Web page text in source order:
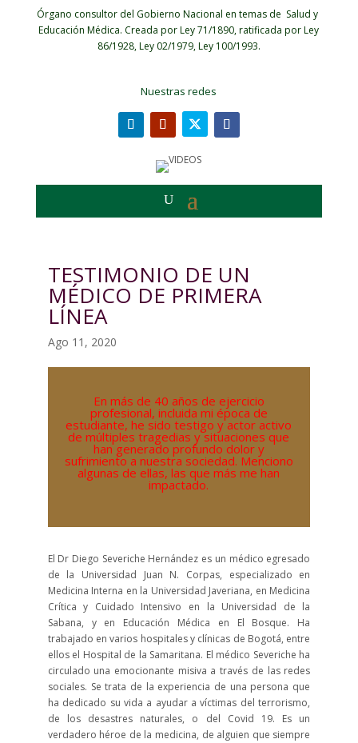
Órgano consultor del Gobierno Nacional en temas de Salud y
Educación Médica. Creada por Ley 71/1890, ratificada por Ley
86/1928, Ley 02/1979, Ley 100/1993.
Nuestras redes
TESTIMONIO DE UN
MÉDICO DE PRIMERA
LÍNEA
Ago 11, 2020
En más de 40 años de ejercicio
profesional, incluida mi época de
estudiante, he sido testigo y actor activo
de múltiples tragedias y situaciones que
han generado profundo dolor y
sufrimiento a nuestra sociedad. Menciono
algunas de ellas, las que más me han
impactado.
El Dr Diego Severiche Hernández es un médico egresado
de la Universidad Juan N. Corpas, especializado en
Medicina Interna en la Universidad Javeriana, en Medicina
Crítica y Cuidado Intensivo en la Universidad de la
Sabana, y en Educación Médica en El Bosque. Ha
trabajado en varios hospitales y clínicas de Bogotá, entre
ellos el Hospital de la Samaritana. El médico Severiche ha
circulado una emocionante misiva a través de las redes
sociales. Se trata de la experiencia de una persona que
ha dedicado su vida a ayudar a víctimas del terrorismo,
de los desastres naturales, o del Covid 19. Es un
verdadero héroe de la medicina, de alguien que siempre